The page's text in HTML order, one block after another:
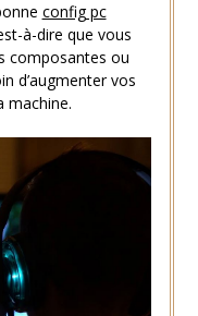
config pc
à-dire que vous
composantes ou
d’augmenter vos
machine.